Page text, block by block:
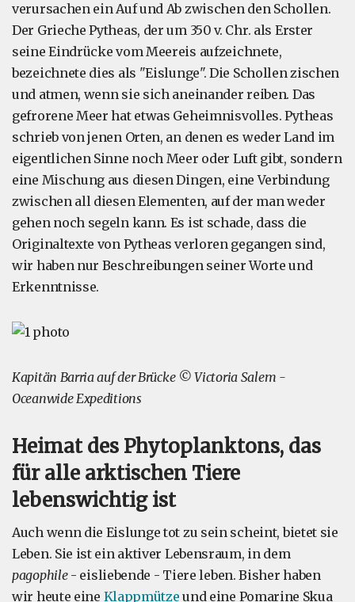
verursachen ein Auf und Ab zwischen den Schollen.
Der Grieche Pytheas, der um 350 v. Chr. als Erster
seine Eindrücke vom Meereis aufzeichnete,
bezeichnete dies als "Eislunge". Die Schollen zischen
und atmen, wenn sie sich aneinander reiben. Das
gefrorene Meer hat etwas Geheimnisvolles. Pytheas
schrieb von jenen Orten, an denen es weder Land im
eigentlichen Sinne noch Meer oder Luft gibt, sondern
eine Mischung aus diesen Dingen, eine Verbindung
zwischen all diesen Elementen, auf der man weder
gehen noch segeln kann. Es ist schade, dass die
Originaltexte von Pytheas verloren gegangen sind,
wir haben nur Beschreibungen seiner Worte und
Erkenntnisse.
Kapitän Barria auf der Brücke © Victoria Salem -
Oceanwide Expeditions
Heimat des Phytoplanktons, das
für alle arktischen Tiere
lebenswichtig ist
Auch wenn die Eislunge tot zu sein scheint, bietet sie
Leben. Sie ist ein aktiver Lebensraum, in dem
pagophile- eisliebende - Tiere leben. Bisher haben
wir heute eine Klappmütze und eine Pomarine Skua